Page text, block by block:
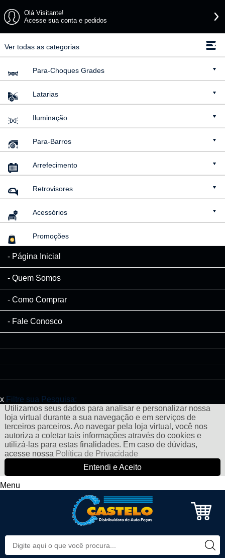
Olá Visitante!
Acesse sua conta e pedidos
Ver todas as categorias
Para-Choques Grades
Latarias
Iluminação
Para-Barros
Arrefecimento
Retrovisores
Acessórios
Promoções
Página Inicial
Quem Somos
Como Comprar
Fale Conosco
x Filtre sua Pesquisa:
Utilizamos seus dados para analisar e personalizar nossa
loja virtual durante a sua navegação e em serviços de
terceiros parceiros. Ao navegar pela loja virtual, você nos
autoriza a coletar tais informações através do cookies e
utilizá-las para estas finalidades. Em caso de dúvidas,
acesse nossa Política de Privacidade
Entendi e Aceito
Menu